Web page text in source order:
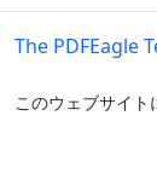
The PDFEagle
このウェブサイト